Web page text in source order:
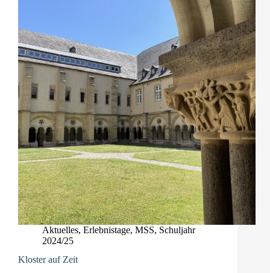
Aktuelles, Erlebnistage, MSS, Schuljahr
2024/25
Kloster auf Zeit